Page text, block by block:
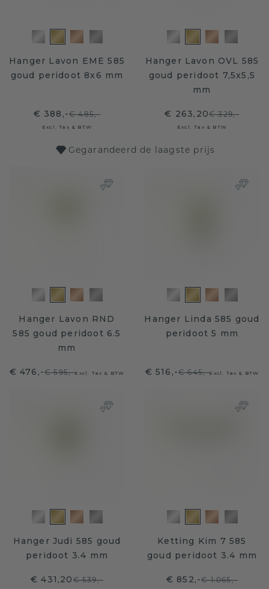
Hanger Lavon EME 585
goud peridoot 8x6 mm
€ 388,-€ 485,-
Excl. Tax & BTW
Hanger Lavon OVL 585
goud peridoot 7,5x5,5
mm
€ 263,20€ 329,-
Excl. Tax & BTW
Gegarandeerd de laagste prijs
Hanger Lavon RND
585 goud peridoot 6.5
mm
€ 476,-€ 595,-Excl. Tax & BTW
Hanger Linda 585 goud
peridoot 5 mm
€ 516,-€ 645,-Excl. Tax & BTW
Hanger Judi 585 goud
peridoot 3.4 mm
€ 431,20€ 539,-
Ketting Kim 7 585
goud peridoot 3.4 mm
€ 852,-€ 1.065,-